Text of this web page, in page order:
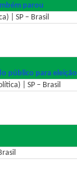
parou
| SP – Brasil
público para eleição
| SP – Brasil